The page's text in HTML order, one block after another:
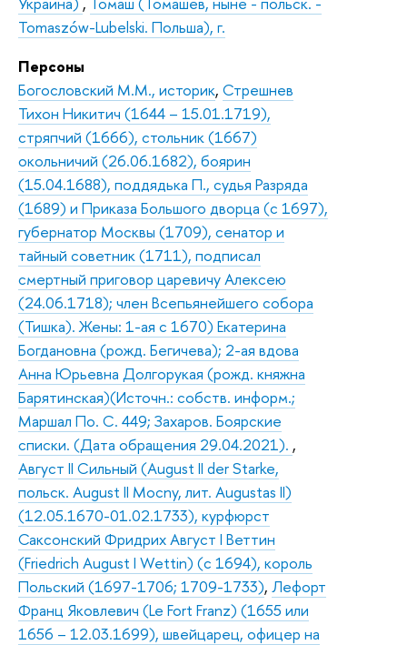
Tomaszów-Lubelski. Польша), г.
Персоны
Богословский М.М., историк, Стрешнев
Тихон Никитич (1644 – 15.01.1719),
стряпчий (1666), стольник (1667)
окольничий (26.06.1682), боярин
(15.04.1688), поддядька П., судья Разряда
(1689) и Приказа Большого дворца (с 1697),
губернатор Москвы (1709), сенатор и
тайный советник (1711), подписал
смертный приговор царевичу Алексею
(24.06.1718); член Всепьянейшего собора
(Тишка). Жены: 1-ая с 1670) Екатерина
Богдановна (рожд. Бегичева); 2-ая вдова
Анна Юрьевна Долгорукая (рожд. княжна
Барятинская)(Источн.: собств. информ.;
Маршал По. С. 449; Захаров. Боярские
списки. (Дата обращения 29.04.2021). ,
Август II Сильный (August II der Starke,
польск. August II Mocny, лит. Augustas II)
(12.05.1670-01.02.1733), курфюрст
Саксонский Фридрих Август I Веттин
(Friedrich August I Wettin) (с 1694), король
Польский (1697-1706; 1709-1733), Лефорт
Франц Яковлевич (Le Fort Franz) (1655 или
1656 – 12.03.1699), швейцарец, офицер на